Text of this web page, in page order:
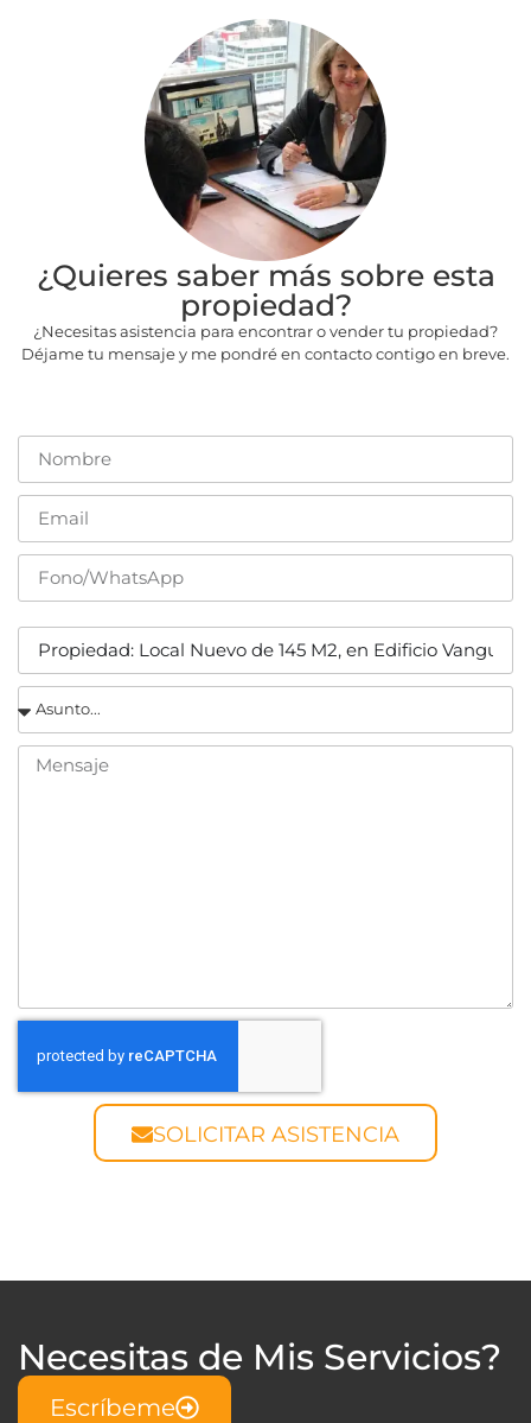
¿Quieres saber más sobre esta
propiedad?
¿Necesitas asistencia para encontrar o vender tu propiedad?
Déjame tu mensaje y me pondré en contacto contigo en breve.
SOLICITAR ASISTENCIA
Necesitas de Mis Servicios?
Escríbeme